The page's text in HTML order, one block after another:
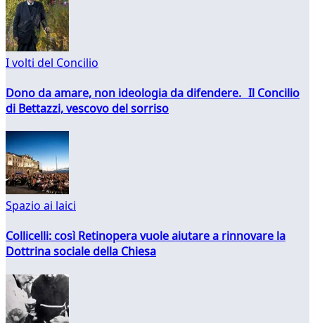
I volti del Concilio
Dono da amare, non ideologia da difendere. Il Concilio
di Bettazzi, vescovo del sorriso
Spazio ai laici
Collicelli: così Retinopera vuole aiutare a rinnovare la
Dottrina sociale della Chiesa